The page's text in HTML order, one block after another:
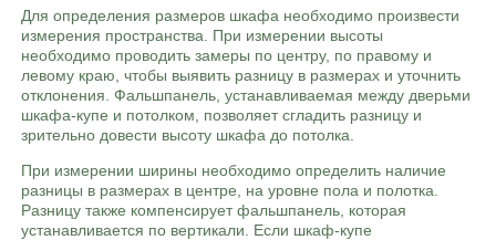
Для определения размеров шкафа необходимо произвести
измерения пространства. При измерении высоты
необходимо проводить замеры по центру, по правому и
левому краю, чтобы выявить разницу в размерах и уточнить
отклонения. Фальшпанель, устанавливаемая между дверьми
шкафа-купе и потолком, позволяет сгладить разницу и
зрительно довести высоту шкафа до потолка.
При измерении ширины необходимо определить наличие
разницы в размерах в центре, на уровне пола и полотка.
Разницу также компенсирует фальшпанель, которая
устанавливается по вертикали. Если шкаф-купе